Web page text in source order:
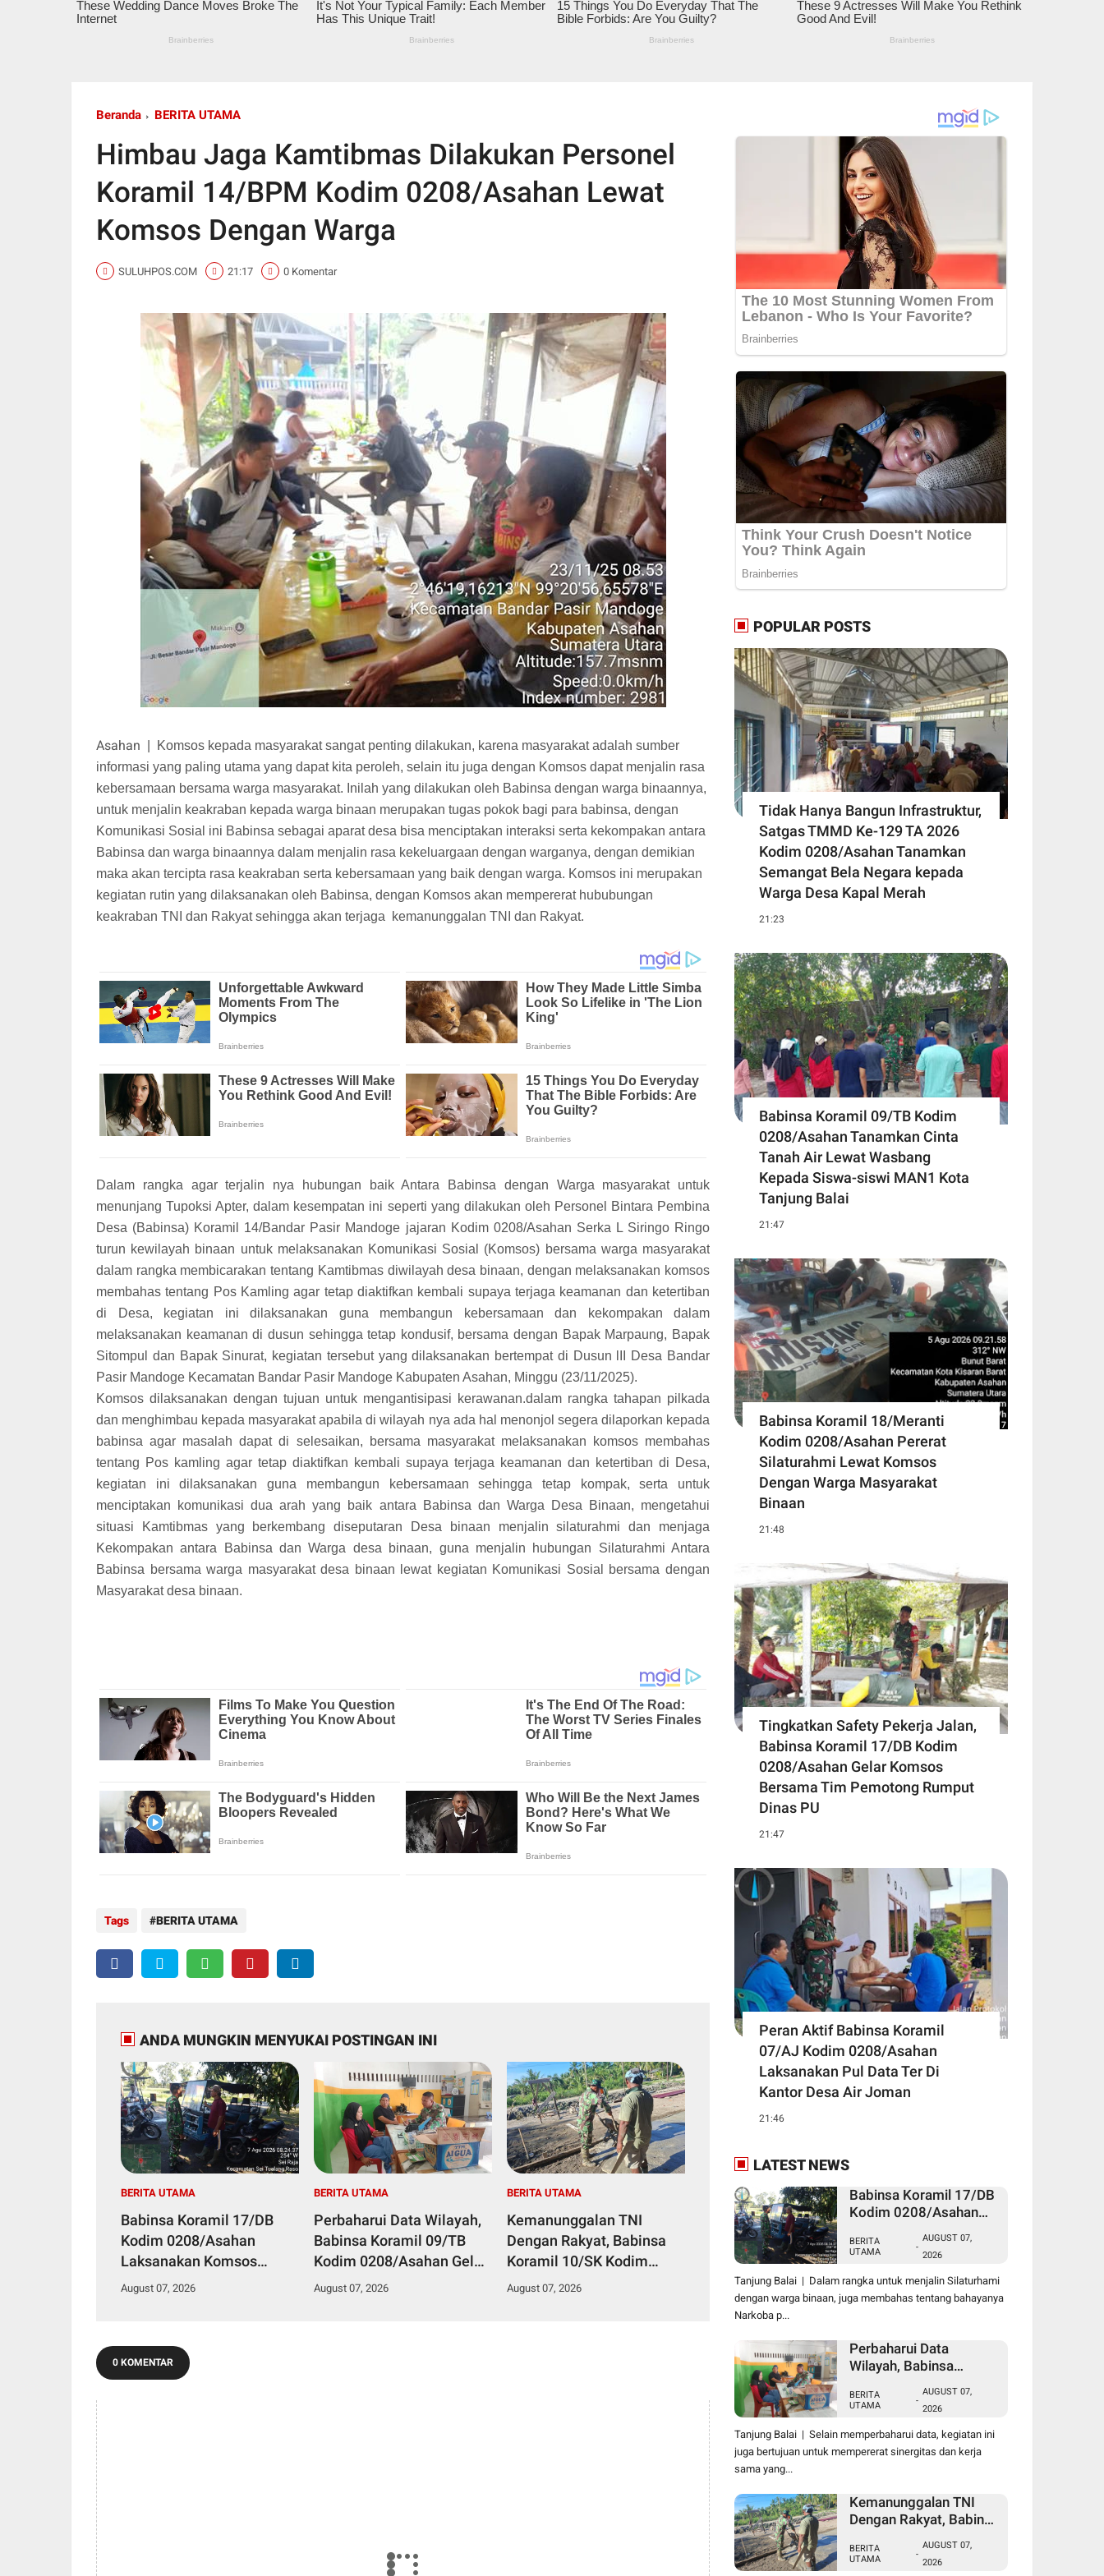
Beranda BERITA UTAMA
Himbau Jaga Kamtibmas Dilakukan Personel
Koramil 14/BPM Kodim 0208/Asahan Lewat
Komsos Dengan Warga
SULUHPOS.COM 21:17 0 Komentar
Asahan
Komsos kepada masyarakat sangat penting dilakukan, karena masyarakat adalah sumber
informasi yang paling utama yang dapat kita peroleh, selain itu juga dengan Komsos dapat menjalin rasa
kebersamaan bersama warga masyarakat. Inilah yang dilakukan oleh Babinsa dengan warga binaannya,
untuk menjalin keakraban kepada warga binaan merupakan tugas pokok bagi para babinsa, dengan
Komunikasi Sosial ini Babinsa sebagai aparat desa bisa menciptakan interaksi serta kekompakan antara
Babinsa dan warga binaannya dalam menjalin rasa kekeluargaan dengan warganya, dengan demikian
maka akan tercipta rasa keakraban serta kebersamaan yang baik dengan warga. Komsos ini merupakan
kegiatan rutin yang dilaksanakan oleh Babinsa, dengan Komsos akan mempererat hububungan
keakraban TNI dan Rakyat sehingga akan terjaga kemanunggalan TNI dan Rakyat.
Dalam rangka agar terjalin nya hubungan baik Antara Babinsa dengan Warga masyarakat untuk
menunjang Tupoksi Apter, dalam kesempatan ini seperti yang dilakukan oleh Personel Bintara Pembina
Desa (Babinsa) Koramil 14/Bandar Pasir Mandoge jajaran Kodim 0208/Asahan Serka L Siringo Ringo
turun kewilayah binaan untuk melaksanakan Komunikasi Sosial (Komsos) bersama warga masyarakat
dalam rangka membicarakan tentang Kamtibmas diwilayah desa binaan, dengan melaksanakan komsos
membahas tentang Pos Kamling agar tetap diaktifkan kembali supaya terjaga keamanan dan ketertiban
di Desa, kegiatan ini dilaksanakan guna membangun kebersamaan dan kekompakan dalam
melaksanakan keamanan di dusun sehingga tetap kondusif, bersama dengan Bapak Marpaung, Bapak
Sitompul dan Bapak Sinurat, kegiatan tersebut yang dilaksanakan bertempat di Dusun lII Desa Bandar
Pasir Mandoge Kecamatan Bandar Pasir Mandoge Kabupaten Asahan, Minggu (23/11/2025).
Komsos dilaksanakan dengan tujuan untuk mengantisipasi kerawanan.dalam rangka tahapan pilkada
dan menghimbau kepada masyarakat apabila di wilayah nya ada hal menonjol segera dilaporkan kepada
babinsa agar masalah dapat di selesaikan, bersama masyarakat melaksanakan komsos membahas
tentang Pos kamling agar tetap diaktifkan kembali supaya terjaga keamanan dan ketertiban di Desa,
kegiatan ini dilaksanakan guna membangun kebersamaan sehingga tetap kompak, serta untuk
menciptakan komunikasi dua arah yang baik antara Babinsa dan Warga Desa Binaan, mengetahui
situasi Kamtibmas yang berkembang diseputaran Desa binaan menjalin silaturahmi dan menjaga
Kekompakan antara Babinsa dan Warga desa binaan, guna menjalin hubungan Silaturahmi Antara
Babinsa bersama warga masyarakat desa binaan lewat kegiatan Komunikasi Sosial bersama dengan
Masyarakat desa binaan.
Tags BERITA UTAMA
ANDA MUNGKIN MENYUKAI POSTINGAN INI
BERITA UTAMA
Babinsa Koramil 17/DB
Kodim 0208/Asahan
Laksanakan Komsos
Bersama Dengan Abang
August 07, 2026
BERITA UTAMA
Perbaharui Data Wilayah,
Babinsa Koramil 09/TB
Kodim 0208/Asahan Gelar
Pul Data Ter Di Kantor
August 07, 2026
BERITA UTAMA
Kemanunggalan TNI
Dengan Rakyat, Babinsa
Koramil 10/SK Kodim
0208/Asahan Bantu (Cor)
August 07, 2026
0 KOMENTAR
POPULAR POSTS
Tidak Hanya Bangun Infrastruktur,
Satgas TMMD Ke-129 TA 2026
Kodim 0208/Asahan Tanamkan
Semangat Bela Negara kepada
Warga Desa Kapal Merah
21:23
Babinsa Koramil 09/TB Kodim
0208/Asahan Tanamkan Cinta
Tanah Air Lewat Wasbang
Kepada Siswa-siswi MAN1 Kota
Tanjung Balai
21:47
Babinsa Koramil 18/Meranti
Kodim 0208/Asahan Pererat
Silaturahmi Lewat Komsos
Dengan Warga Masyarakat
Binaan
21:48
Tingkatkan Safety Pekerja Jalan,
Babinsa Koramil 17/DB Kodim
0208/Asahan Gelar Komsos
Bersama Tim Pemotong Rumput
Dinas PU
21:47
Peran Aktif Babinsa Koramil
07/AJ Kodim 0208/Asahan
Laksanakan Pul Data Ter Di
Kantor Desa Air Joman
21:46
LATEST NEWS
Babinsa Koramil 17/DB
Kodim 0208/Asahan
Bersama Dengan Abang
BERITA
UTAMA
-
AUGUST 07,
2026
Tanjung Balai | Dalam rangka untuk menjalin Silaturhami
dengan warga binaan, juga membahas tentang bahayanya
Narkoba p...
Perbaharui Data
Wilayah, Babinsa
0208/Asahan Gelar Pul
Data Ter Di Kantor
Kelurahan
BERITA
UTAMA
-
AUGUST 07,
2026
Tanjung Balai | Selain memperbaharui data, kegiatan ini
juga bertujuan untuk mempererat sinergitas dan kerja
sama yang...
Kemanunggalan TNI
Dengan Rakyat, Babinsa
0208/Asahan Bantu
(Cor) Bangun Rumah
BERITA
UTAMA
-
AUGUST 07,
2026